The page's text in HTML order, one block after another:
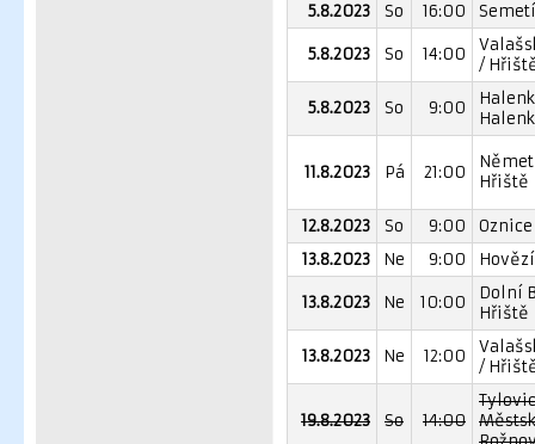
5.8.2023
So 16:00
5.8.2023 So 14:00
/
5.8.2023 So 9:00
11.8.2023 Pá 21:00
Hřiště
12.8.2023 So 9:00
13.8.2023
Ne 9:00
13.8.2023 Ne 10:00
Dolní
Hřiště
13.8.2023 Ne 12:00
/
19.8.2023 So 14:00